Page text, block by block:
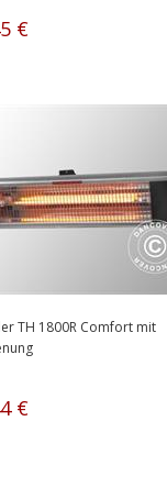
€
TH 1800R Comfort mit
€